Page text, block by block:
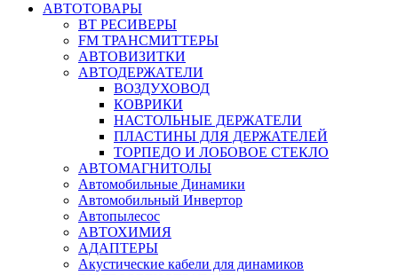
АВТОТОВАРЫ
BT РЕСИВЕРЫ
FM ТРАНСМИТТЕРЫ
АВТОВИЗИТКИ
АВТОДЕРЖАТЕЛИ
ВОЗДУХОВОД
КОВРИКИ
НАСТОЛЬНЫЕ ДЕРЖАТЕЛИ
ПЛАСТИНЫ ДЛЯ ДЕРЖАТЕЛЕЙ
ТОРПЕДО И ЛОБОВОЕ СТЕКЛО
АВТОМАГНИТОЛЫ
Автомобильные Динамики
Автомобильный Инвертор
Автопылесос
АВТОХИМИЯ
АДАПТЕРЫ
Акустические кабели для динамиков